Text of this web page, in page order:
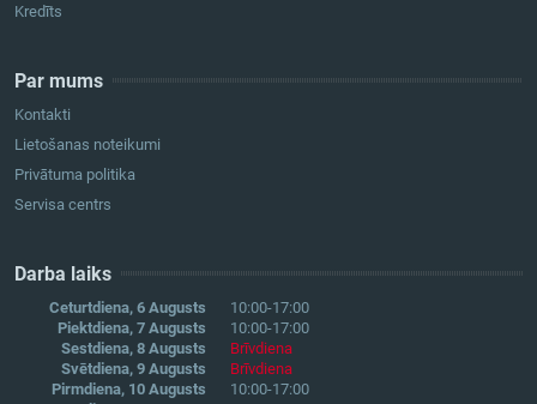
Kredīts
Par mums
Kontakti
Lietošanas noteikumi
Privātuma politika
Servisa centrs
Darba laiks
Ceturtdiena, 6 Augusts
10:00-17:00
Piektdiena, 7 Augusts
10:00-17:00
Sestdiena, 8 Augusts
Brīvdiena
Svētdiena, 9 Augusts
Brīvdiena
Pirmdiena, 10 Augusts
10:00-17:00